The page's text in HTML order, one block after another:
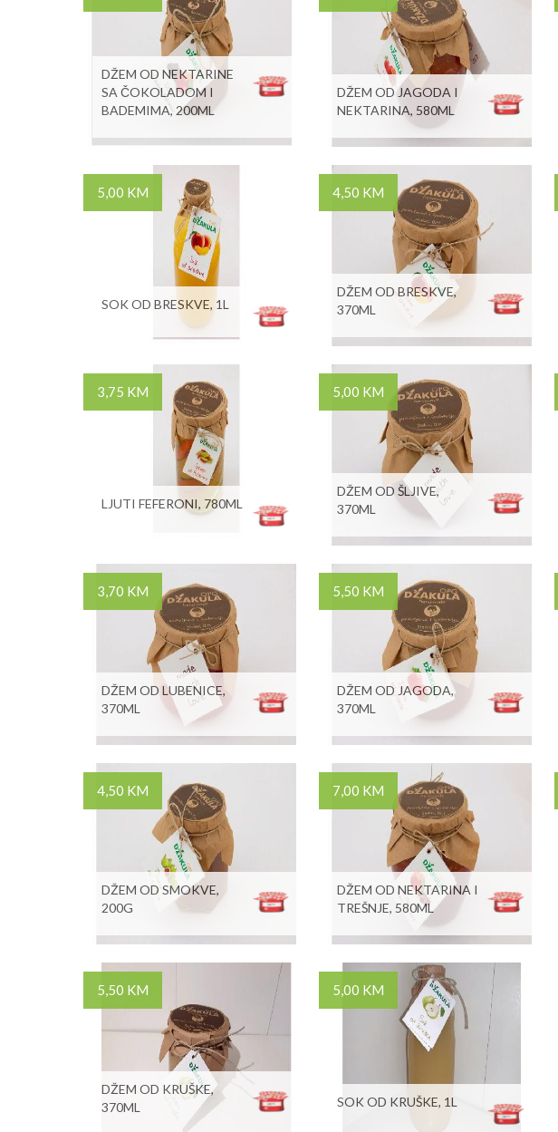
DŽEM OD NEKTARINE
SA ČOKOLADOM I
BADEMIMA, 200ML
DŽEM OD JAGODA I
NEKTARINA, 580ML
5,00 KM
SOK OD BRESKVE, 1L
4,50 KM
DŽEM OD BRESKVE,
370ML
3,75 KM
LJUTI FEFERONI, 780ML
5,00 KM
DŽEM OD ŠLJIVE,
370ML
3,70 KM
DŽEM OD LUBENICE,
370ML
5,50 KM
DŽEM OD JAGODA,
370ML
4,50 KM
DŽEM OD SMOKVE,
200G
7,00 KM
DŽEM OD NEKTARINA I
TREŠNJE, 580ML
5,50 KM
DŽEM OD KRUŠKE,
370ML
5,00 KM
SOK OD KRUŠKE, 1L